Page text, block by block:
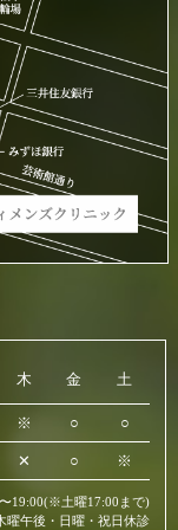
木 金 土
※ ○ ○
✕ ○ ※
19:00(※土曜17:00まで)
曜午後・日曜・祝日休診